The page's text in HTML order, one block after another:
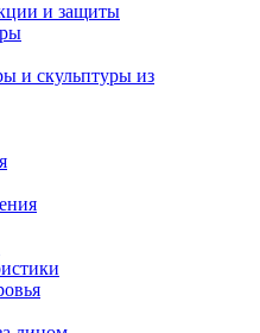
и защиты
и скульптуры из